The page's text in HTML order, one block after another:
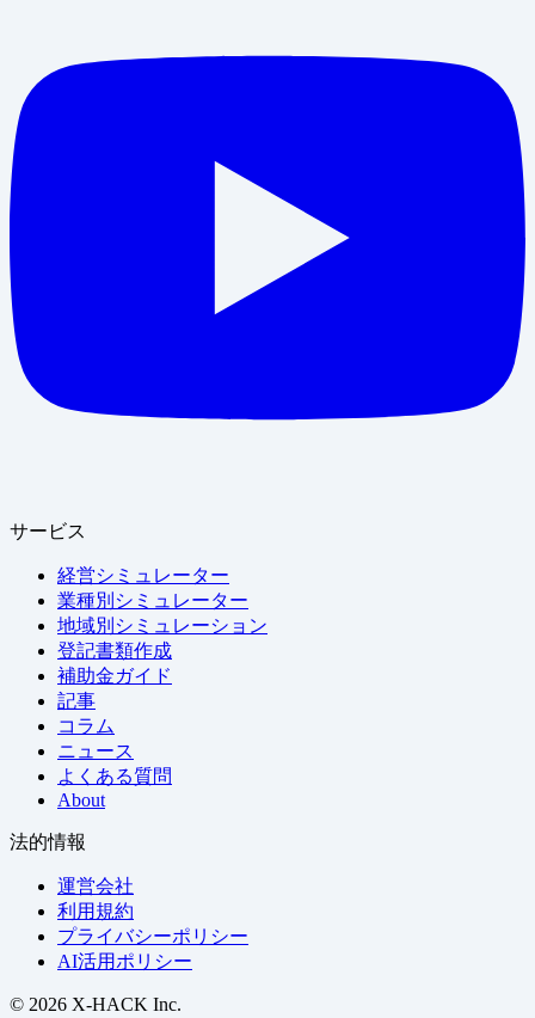
サービス
経営シミュレーター
業種別シミュレーター
地域別シミュレーション
登記書類作成
補助金ガイド
記事
コラム
ニュース
よくある質問
About
法的情報
運営会社
利用規約
プライバシーポリシー
AI活用ポリシー
© 2026 X-HACK Inc.